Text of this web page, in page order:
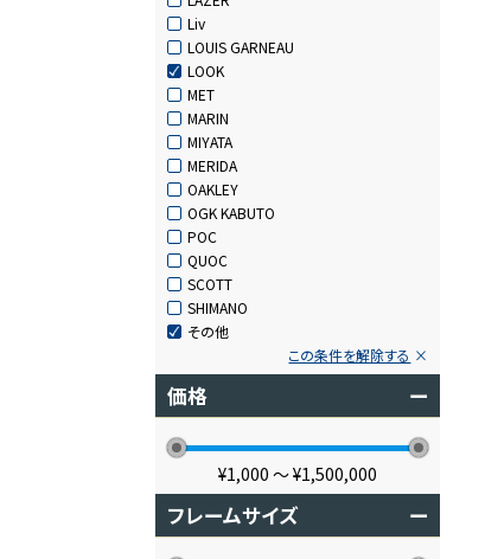
Liv
LOUIS GARNEAU
LOOK
MET
MARIN
MIYATA
MERIDA
OAKLEY
OGK KABUTO
POC
QUOC
SCOTT
SHIMANO
その他
この条件を解除する
価格 ー
¥1,000 〜¥1,500,000
フレームサイズ ー